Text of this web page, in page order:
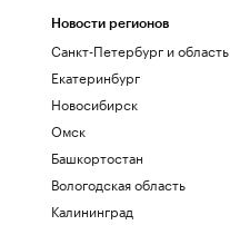
Новости регионов
Санкт-Петербург и область
Екатеринбург
Новосибирск
Омск
Башкортостан
Вологодская область
Калининград